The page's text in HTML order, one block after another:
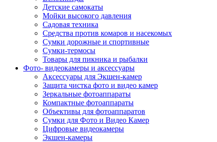
Детские самокаты
Мойки высокого давления
Садовая техника
Средства против комаров и насекомых
Сумки дорожные и спортивные
Сумки-термосы
Товары для пикника и рыбалки
Фото- видеокамеры и аксессуары
Аксессуары для Экшен-камер
Защита чистка фото и видео камер
Зеркальные фотоаппараты
Компактные фотоаппараты
Объективы для фотоаппаратов
Сумки для Фото и Видео Камер
Цифровые видеокамеры
Экшен-камеры